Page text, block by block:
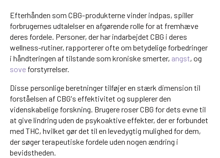
Efterhånden som CBG-produkterne vinder indpas, spiller
forbrugernes udtalelser en afgørende rolle for at fremhæve
deres fordele. Personer, der har indarbejdet CBG i deres
wellness-rutiner, rapporterer ofte om betydelige forbedringer
i håndteringen af tilstande som kroniske smerter, angst, og
sove forstyrrelser.
Disse personlige beretninger tilføjer en stærk dimension til
forståelsen af CBG's effektivitet og supplerer den
videnskabelige forskning. Brugere roser CBG for dets evne til
at give lindring uden de psykoaktive effekter, der er forbundet
med THC, hvilket gør det til en levedygtig mulighed for dem,
der søger terapeutiske fordele uden nogen ændring i
bevidstheden.